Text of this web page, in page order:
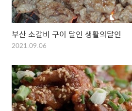
부산 소갈비 구이 달인 생활의달인
2021.09.06